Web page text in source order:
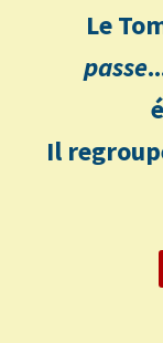
Le
passe
Il